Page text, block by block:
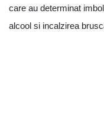
care au determinat
alcool si incalzirea